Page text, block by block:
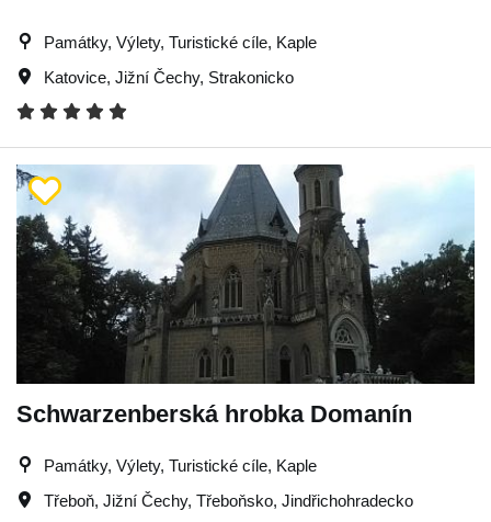
Památky, Výlety, Turistické cíle, Kaple
Katovice, Jižní Čechy, Strakonicko
Schwarzenberská hrobka Domanín
Památky, Výlety, Turistické cíle, Kaple
Třeboň, Jižní Čechy, Třeboňsko, Jindřichohradecko